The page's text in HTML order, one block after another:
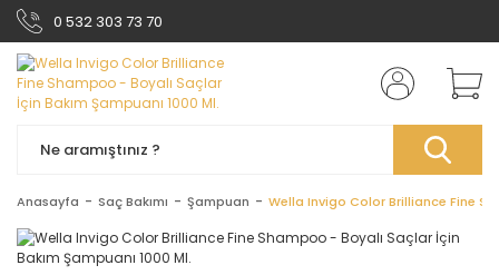
0 532 303 73 70
Anasayfa Saç Bakımı Şampuan Wella Invigo Color Brilliance Fine